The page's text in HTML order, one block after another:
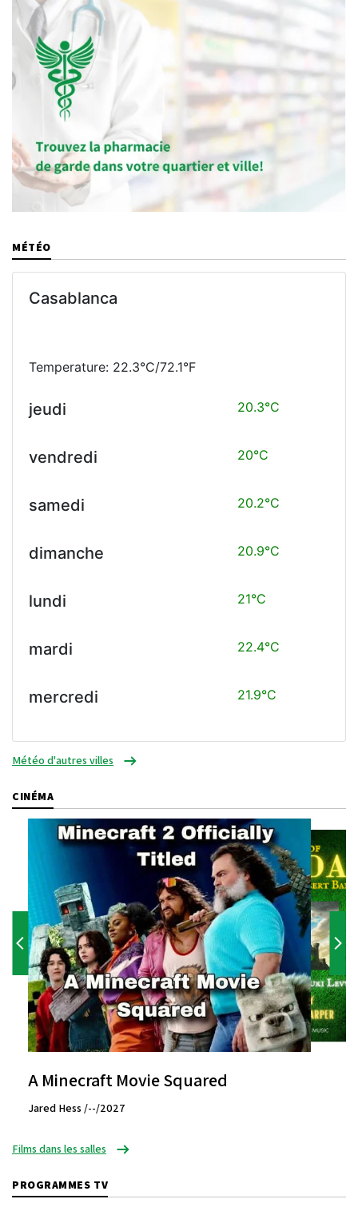
MÉTÉO
Casablanca
Temperature: 22.3°C/72.1°F
jeudi 20.3°C
vendredi 20°C
samedi 20.2°C
dimanche 20.9°C
lundi 21°C
mardi 22.4°C
mercredi 21.9°C
Météo d'autres villes
CINÉMA
A Minecraft Movie Squared
Jared Hess /--/2027
Films dans les salles
PROGRAMMES TV